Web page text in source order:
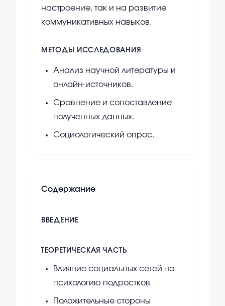
настроение, так и на развитие
коммуникативных навыков.
МЕТОДЫ ИССЛЕДОВАНИЯ
Анализ научной литературы и
онлайн-источников.
Сравнение и сопоставление
полученных данных.
Социологический опрос.
Содержание
ВВЕДЕНИЕ
ТЕОРЕТИЧЕСКАЯ ЧАСТЬ
Влияние социальных сетей на
психологию подростков
Положительные стороны